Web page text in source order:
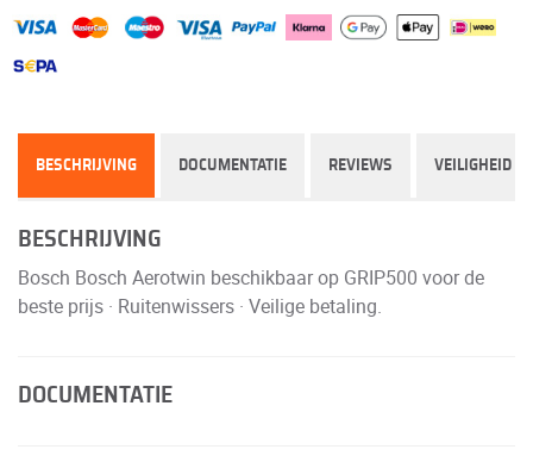
BESCHRIJVING DOCUMENTATIE REVIEWS VEILIGHEID
BESCHRIJVING
Bosch Bosch Aerotwin beschikbaar op GRIP500 voor de
beste prijs · Ruitenwissers · Veilige betaling.
DOCUMENTATIE